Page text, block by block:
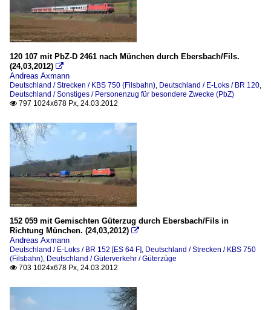
120 107 mit PbZ-D 2461 nach München durch Ebersbach/Fils.
(24,03,2012) 
Andreas Axmann
Deutschland / Strecken / KBS 750 (Filsbahn), Deutschland / E-Loks / BR 120,
Deutschland / Sonstiges / Personenzug für besondere Zwecke (PbZ)
 797 1024x678 Px, 24.03.2012
152 059 mit Gemischten Güterzug durch Ebersbach/Fils in
Richtung München. (24,03,2012) 
Andreas Axmann
Deutschland / E-Loks / BR 152 [ES 64 F], Deutschland / Strecken / KBS 750
(Filsbahn), Deutschland / Güterverkehr / Güterzüge
 703 1024x678 Px, 24.03.2012